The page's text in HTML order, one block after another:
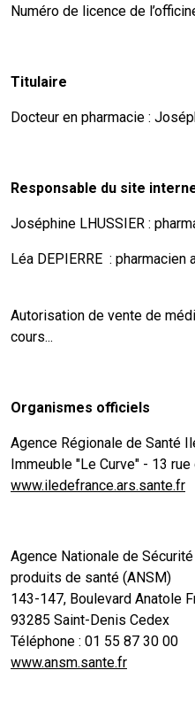
Numéro de licence de
Titulaire
Docteur en pharmacie :
Responsable du site
Joséphine LHUSSIER :
Léa DEPIERRE : pharmacien
Autorisation de vente de
cours...
Organismes officiels
Agence Régionale de Santé
Immeuble "Le Curve" - 13
www.iledefrance.ars.sante.fr
Agence Nationale de
produits de santé (ANSM)
143-147, Boulevard Anatole
93285 Saint-Denis Cedex
Téléphone : 01 55 87 30 00
www.ansm.sante.fr